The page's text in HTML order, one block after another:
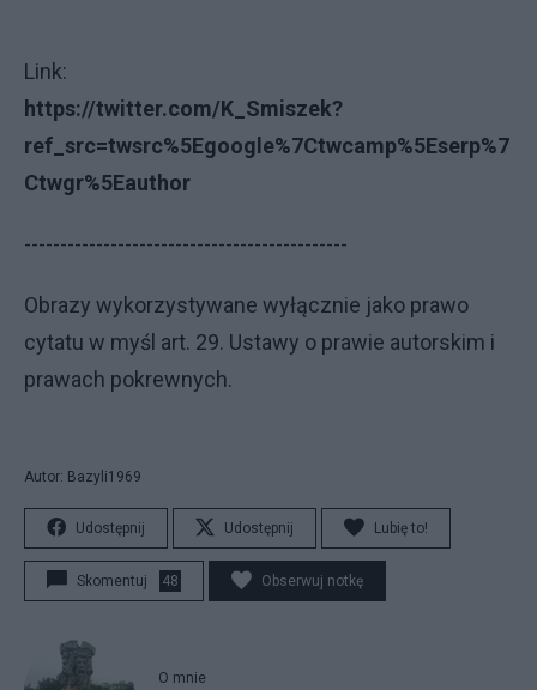
Link:
https://twitter.com/K_Smiszek?
ref_src=twsrc%5Egoogle%7Ctwcamp%5Eserp%7
Ctwgr%5Eauthor
---------------------------------------------
Obrazy wykorzystywane wyłącznie jako prawo
cytatu w myśl art. 29. Ustawy o prawie autorskim i
prawach pokrewnych.
Autor: Bazyli1969
Udostępnij Udostępnij Lubię to!
Skomentuj 48 Obserwuj notkę
O mnie